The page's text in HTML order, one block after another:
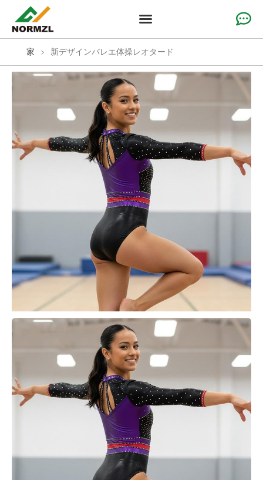
家 > 新デザインバレエ体操レオタード